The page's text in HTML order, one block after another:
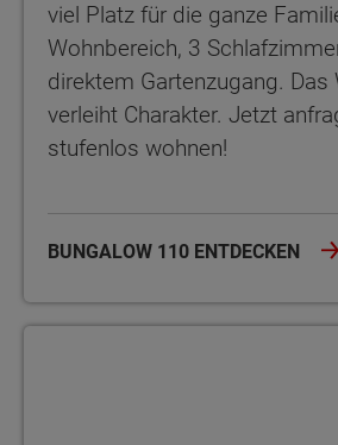
viel Platz für die ganze
Wohnbereich, 3
direktem Gartenzugang. Das
verleiht Charakter. Jetzt
stufenlos wohnen!
BUNGALOW 110 ENTDECKEN